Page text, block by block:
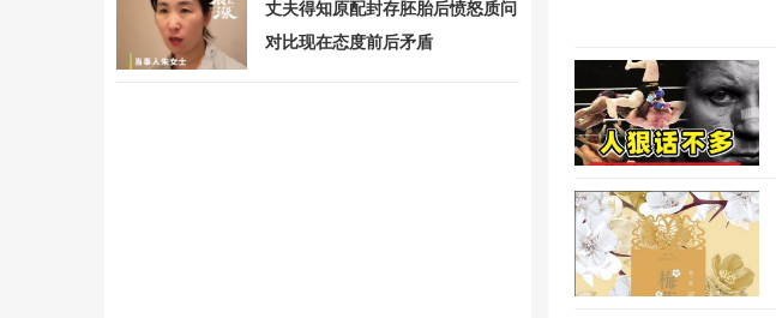
丈夫得知原配封存胚胎后愤怒质问
对比现在态度前后矛盾